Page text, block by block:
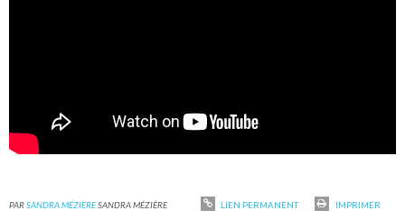
PARSANDRA MÉZIÈRESANDRA MÉZIÈRE LIEN PERMANENT
IMPRIMER